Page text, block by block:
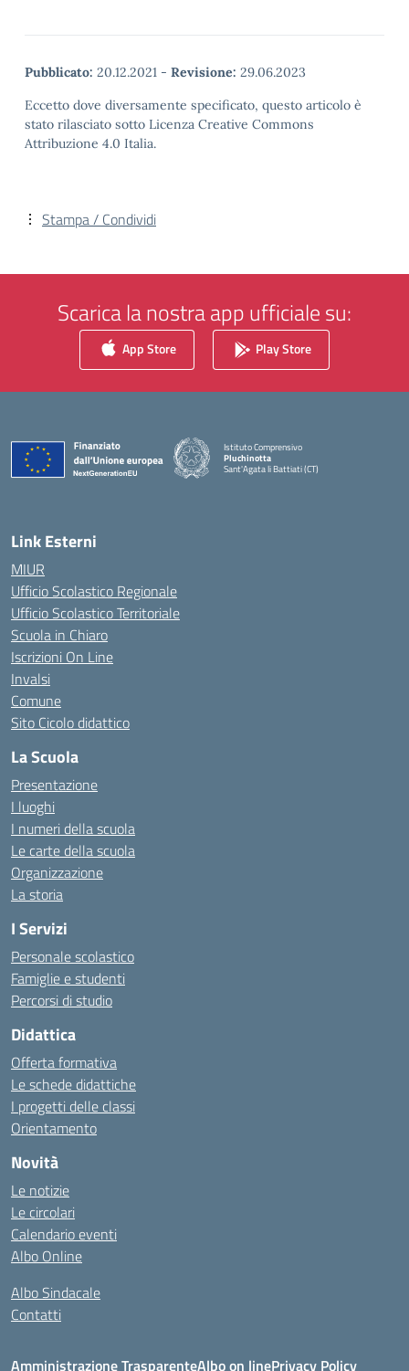
Pubblicato: 20.12.2021 - Revisione: 29.06.2023
Eccetto dove diversamente specificato, questo articolo è
stato rilasciato sotto Licenza Creative Commons
Attribuzione 4.0 Italia.
Stampa / Condividi
Scarica la nostra app ufficiale su:
App Store Play Store
Istituto Comprensivo
Pluchinotta
Sant'Agata li Battiati (CT)
— Visita la pagina iniziale della scuola
Link Esterni
MIUR
Ufficio Scolastico Regionale
Ufficio Scolastico Territoriale
Scuola in Chiaro
Iscrizioni On Line
Invalsi
Comune
Sito Cicolo didattico
La Scuola
Presentazione
I luoghi
I numeri della scuola
Le carte della scuola
Organizzazione
La storia
I Servizi
Personale scolastico
Famiglie e studenti
Percorsi di studio
Didattica
Offerta formativa
Le schede didattiche
I progetti delle classi
Orientamento
Novità
Le notizie
Le circolari
Calendario eventi
Albo Online
Albo Sindacale
Contatti
Amministrazione TrasparenteAlbo on linePrivacy Policy